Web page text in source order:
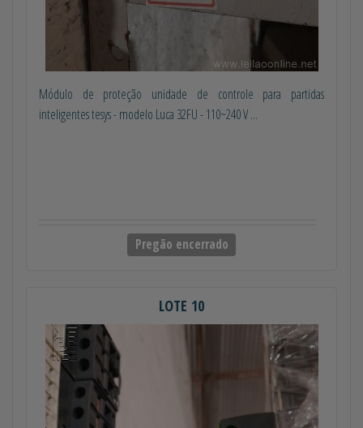
Módulo de proteção unidade de controle para partidas
inteligentes tesys - modelo Luca 32FU - 110~240 V ...
Pregão encerrado
LOTE 10